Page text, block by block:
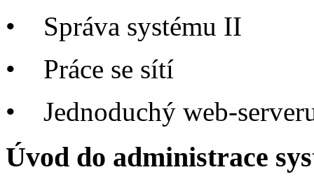
•
Správa systému II
•
Práce se sítí
•
Jednoduchý web-
Úvod do administrace